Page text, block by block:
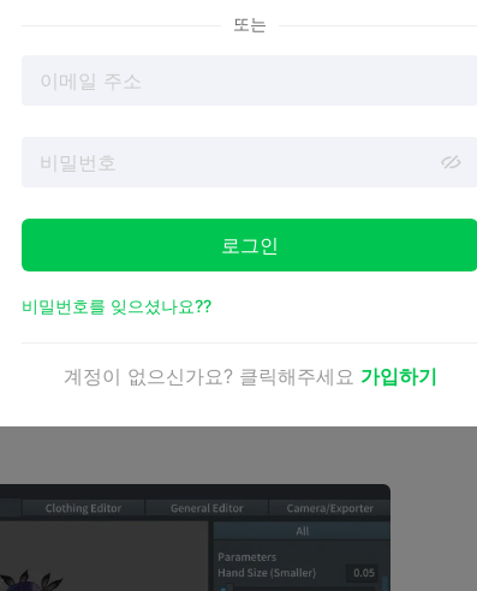
스크린샷
화하는 인터랙티브 모델링 툴로 널리 사용되고 있습
스 및
찾는 Windows, Mac, Linux 사용자
3D, Unreal Engine, OpenSim, Second Life 등 다
니다. 주목할 만한 기능으로는 치수 값 수정을 통해
밀기, 당기기, 부드럽게 하기, 잡기, 집기 등의 동작을
툴이 있습니다. MakeHuman은 접근성과 풍부한
3D 캐릭터 디자인에 선호되는 선택입니다.
또는
로그인
비밀번호를 잊으셨나요??
계정이 없으신가요? 클릭해주세요 가입하기